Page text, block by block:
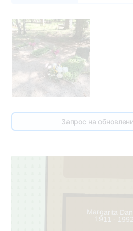
Запрос на
Margarita
1911 - 1992